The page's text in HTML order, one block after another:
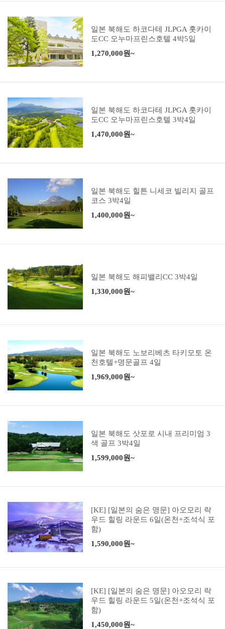
일본 북해도 하코다테 JLPGA 홋카이
도CC 오누마프린스호텔 4박5일
1,270,000원~
일본 북해도 하코다테 JLPGA 홋카이
도CC 오누마프린스호텔 3박4일
1,470,000원~
일본 북해도 힐튼 니세코 빌리지 골프
코스 3박4일
1,400,000원~
일본 북해도 해피밸리CC 3박4일
1,330,000원~
일본 북해도 노보리베츠 타키모토 온
천호텔+명문골프 4일
1,969,000원~
일본 북해도 삿포로 시내 프리미엄 3
색 골프 3박4일
1,599,000원~
[KE] [일본의 숨은 명문] 아오모리 락
우드 힐링 라운드 6일(온천+조석식 포
함)
1,590,000원~
[KE] [일본의 숨은 명문] 아오모리 락
우드 힐링 라운드 5일(온천+조석식 포
함)
1,450,000원~